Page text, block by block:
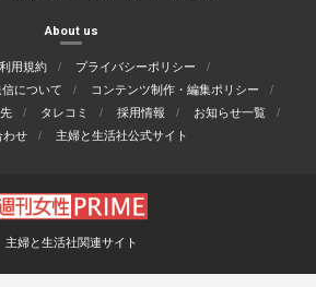
About us
利用規約
プライバシーポリシー
について
コンテンツ制作・編集ポリシー
タレコミ 採用情報
お知らせ一覧
わせ
主婦と生活社公式サイト
主婦と生活社関連サイト